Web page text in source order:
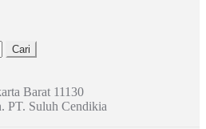
Cari
Barat 11130
PT. Suluh Cendikia